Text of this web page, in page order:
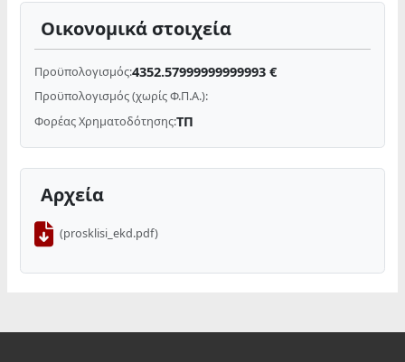
Οικονομικά στοιχεία
Προϋπολογισμός:4352.57999999999993 €
Προϋπολογισμός (χωρίς Φ.Π.Α.):
Φορέας Χρηματοδότησης:ΤΠ
Αρχεία
(prosklisi_ekd.pdf)